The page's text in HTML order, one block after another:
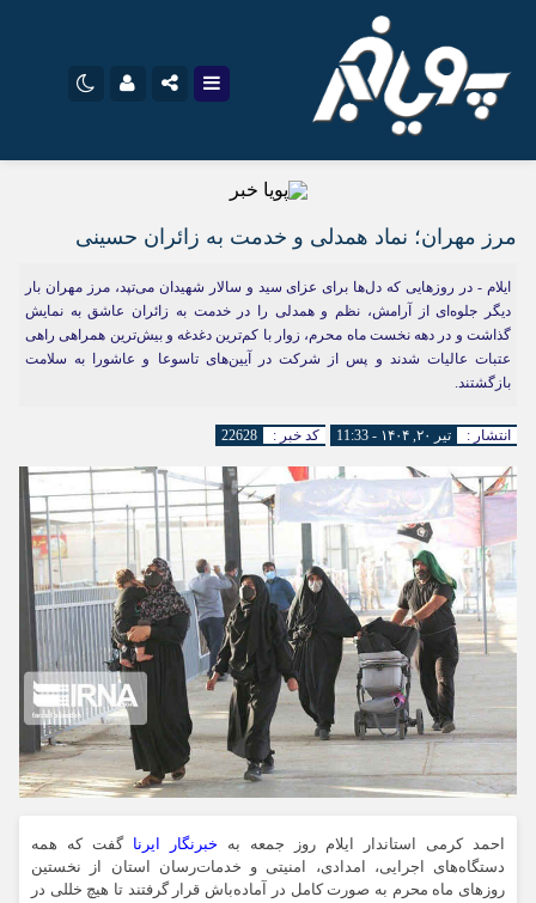
سروش ایتا
آپارات اپلیکیشن
مرا به خاطر بسپار
مرز مهران؛ نماد همدلی و خدمت به زائران حسینی
ایلام - در روزهایی که دل‌ها برای عزای سید و سالار شهیدان می‌تپد، مرز مهران بار
دیگر جلوه‌ای از آرامش، نظم و همدلی را در خدمت به زائران عاشق به نمایش
گذاشت و در دهه نخست ماه محرم، زوار با کم‌ترین دغدغه و بیش‌ترین همراهی راهی
عتبات عالیات شدند و پس از شرکت در آیین‌های تاسوعا و عاشورا به سلامت
بازگشتند.
انتشار : تیر ۲۰, ۱۴۰۴ - 11:33 کد خبر : 22628
احمد کرمی استاندار ایلام روز جمعه به خبرنگار ایرنا گفت که همه
دستگاه‌های اجرایی، امدادی، امنیتی و خدمات‌رسان استان از نخستین
روزهای ماه محرم به صورت کامل در آماده‌باش قرار گرفتند تا هیچ خللی در